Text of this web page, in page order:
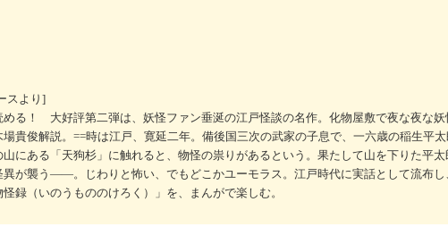
スより]
める！ 大好評第二弾は、妖怪ファン垂涎の江戸怪談の名作。化物屋敷で夜な夜な
貴俊解説。==時は江戸、寛延二年。備後国三次の武家の子息で、一六歳の稲生平
にある「天狗杉」に触れると、物怪の祟りがあるという。果たして山を下りた平
異が襲う――。じわりと怖い、でもどこかユーモラス。江戸時代に実話として流布し
録（いのうもののけろく）」を、まんがで楽しむ。